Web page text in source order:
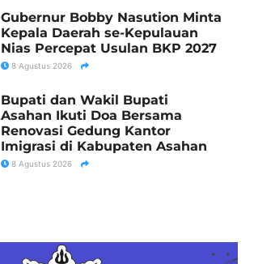
Gubernur Bobby Nasution Minta
Kepala Daerah se-Kepulauan
Nias Percepat Usulan BKP 2027
8 Agustus 2026
Bupati dan Wakil Bupati
Asahan Ikuti Doa Bersama
Renovasi Gedung Kantor
Imigrasi di Kabupaten Asahan
8 Agustus 2026